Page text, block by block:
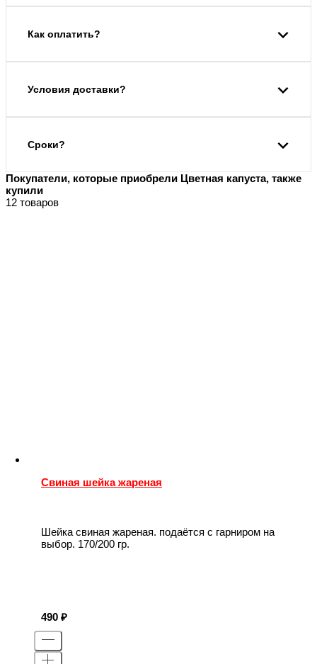
Как оплатить?
Условия доставки?
Сроки?
Покупатели, которые приобрели Цветная капуста, также
купили
12 товаров
Свиная шейка жареная
Шейка свиная жареная. подаётся с гарниром на
выбор. 170/200 гр.
490